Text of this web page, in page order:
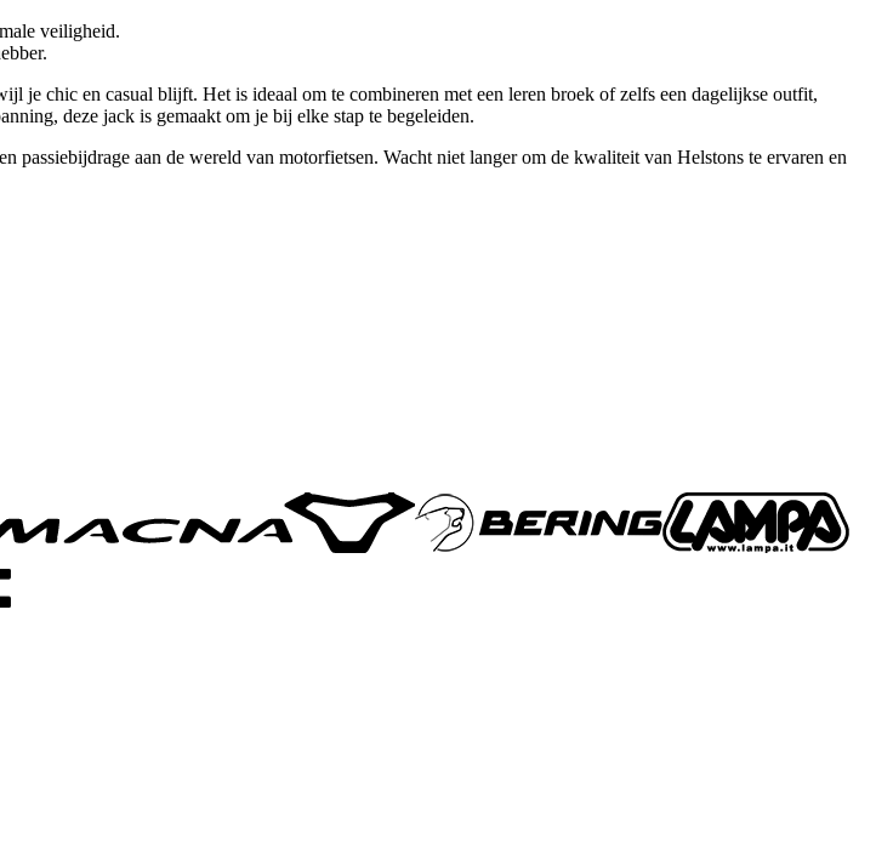
veiligheid.
je chic en casual blijft. Het is ideaal om te combineren met een leren broek of zelfs een dagelijkse outfit,
deze jack is gemaakt om je bij elke stap te begeleiden.
passiebijdrage aan de wereld van motorfietsen. Wacht niet langer om de kwaliteit van Helstons te ervaren en